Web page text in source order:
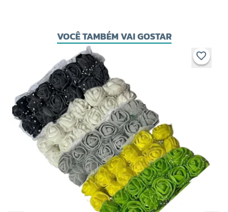
R$ 2,80 UNIDADE
+
VOCÊ TAMBÉM VAI GOSTAR